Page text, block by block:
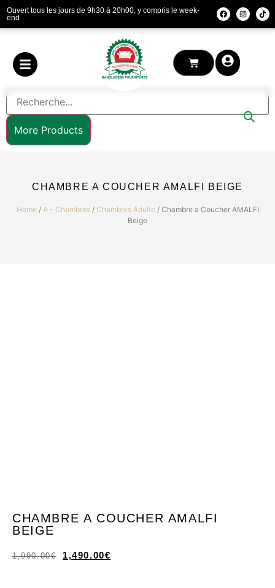
Ouvert tous les jours de 9h30 à 20h00, y compris le week-
end
More Products
CHAMBRE A COUCHER AMALFI BEIGE
Home/ A - Chambres/ Chambres Adulte/ Chambre a Coucher AMALFI
Beige
CHAMBRE A COUCHER AMALFI
BEIGE
1,990.00€ 1,490.00€